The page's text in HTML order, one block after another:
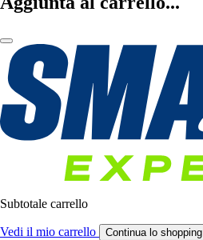
Subtotale carrello
Vedi il mio carrello Continua lo shopping